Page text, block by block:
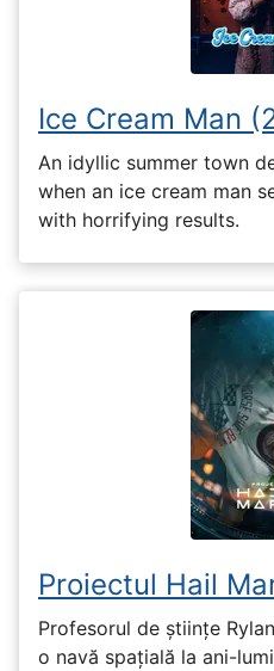
Ice Cream Man
An idyllic summer town
when an ice cream man
with horrifying results.
Proiectul Hail
Profesorul de științe
o navă spațială la ani-